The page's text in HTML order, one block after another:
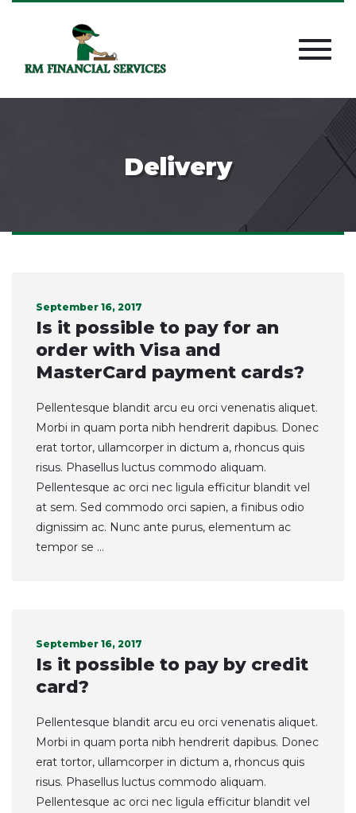
Delivery
September 16, 2017
Is it possible to pay for an
order with Visa and
MasterCard payment cards?
Pellentesque blandit arcu eu orci venenatis aliquet.
Morbi in quam porta nibh hendrerit dapibus. Donec
erat tortor, ullamcorper in dictum a, rhoncus quis
risus. Phasellus luctus commodo aliquam.
Pellentesque ac orci nec ligula efficitur blandit vel
at sem. Sed commodo orci sapien, a finibus odio
dignissim ac. Nunc ante purus, elementum ac
tempor se ...
September 16, 2017
Is it possible to pay by credit
card?
Pellentesque blandit arcu eu orci venenatis aliquet.
Morbi in quam porta nibh hendrerit dapibus. Donec
erat tortor, ullamcorper in dictum a, rhoncus quis
risus. Phasellus luctus commodo aliquam.
Pellentesque ac orci nec ligula efficitur blandit vel